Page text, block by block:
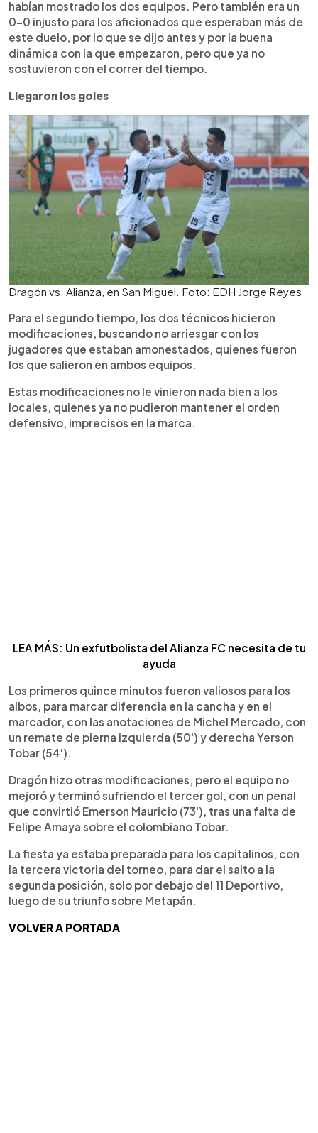
habían mostrado los dos equipos. Pero también era un
0-0 injusto para los aficionados que esperaban más de
este duelo, por lo que se dijo antes y por la buena
dinámica con la que empezaron, pero que ya no
sostuvieron con el correr del tiempo.
Llegaron los goles
Dragón vs. Alianza, en San Miguel. Foto: EDH Jorge Reyes
Para el segundo tiempo, los dos técnicos hicieron
modificaciones, buscando no arriesgar con los
jugadores que estaban amonestados, quienes fueron
los que salieron en ambos equipos.
Estas modificaciones no le vinieron nada bien a los
locales, quienes ya no pudieron mantener el orden
defensivo, imprecisos en la marca.
LEA MÁS: Un exfutbolista del Alianza FC necesita de tu
ayuda
Los primeros quince minutos fueron valiosos para los
albos, para marcar diferencia en la cancha y en el
marcador, con las anotaciones de Michel Mercado, con
un remate de pierna izquierda (50') y derecha Yerson
Tobar (54').
Dragón hizo otras modificaciones, pero el equipo no
mejoró y terminó sufriendo el tercer gol, con un penal
que convirtió Emerson Mauricio (73'), tras una falta de
Felipe Amaya sobre el colombiano Tobar.
La fiesta ya estaba preparada para los capitalinos, con
la tercera victoria del torneo, para dar el salto a la
segunda posición, solo por debajo del 11 Deportivo,
luego de su triunfo sobre Metapán.
VOLVER A PORTADA